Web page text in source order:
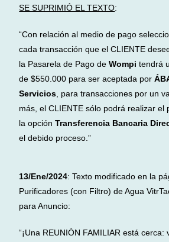
SE SUPRIMIÓ EL TEXTO:
“Con relación al medio de pago
cada transacción que el CLIENTE
la Pasarela de Pago deWompi tendrá
de $550.000 para ser aceptada por
Servicios , para transacciones por un
más, el CLIENTE sólo podrá realizar el
la opciónTransferencia Bancaria
el debido proceso.”
13/Ene/2024: Texto modificado en la
Purificadores (con Filtro) de Agua
para Anuncio:
“¡Una REUNIÓN FAMILIAR está cerca: